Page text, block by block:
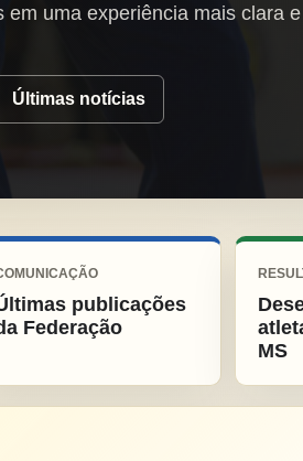
em uma experiência mais clara
Últimas notícias
publicações
Federação
MS